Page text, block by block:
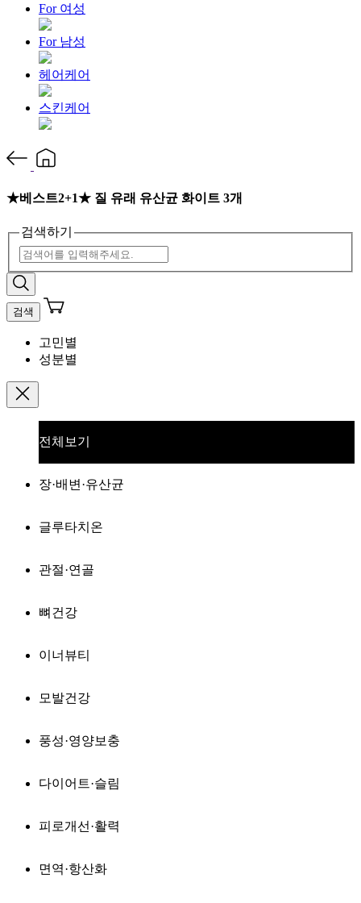
For 여성
For 남성
헤어케어
스킨케어
★베스트2+1★ 질 유래 유산균 화이트 3개
검색하기
검색
고민별
성분별
전체보기
장·배변·유산균
글루타치온
관절·연골
뼈건강
이너뷰티
모발건강
풍성·영양보충
다이어트·슬림
피로개선·활력
면역·항산화